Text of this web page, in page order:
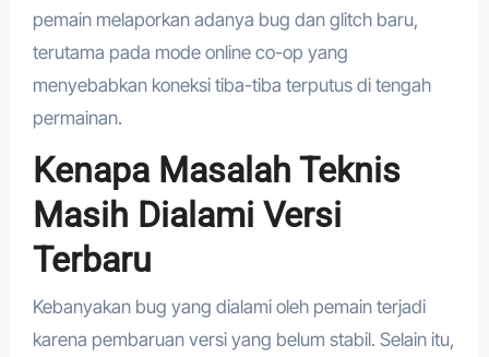
pemain melaporkan adanya bug dan glitch baru,
terutama pada mode online co-op yang
menyebabkan koneksi tiba-tiba terputus di tengah
permainan.
Kenapa Masalah Teknis
Masih Dialami Versi
Terbaru
Kebanyakan bug yang dialami oleh pemain terjadi
karena pembaruan versi yang belum stabil. Selain itu,